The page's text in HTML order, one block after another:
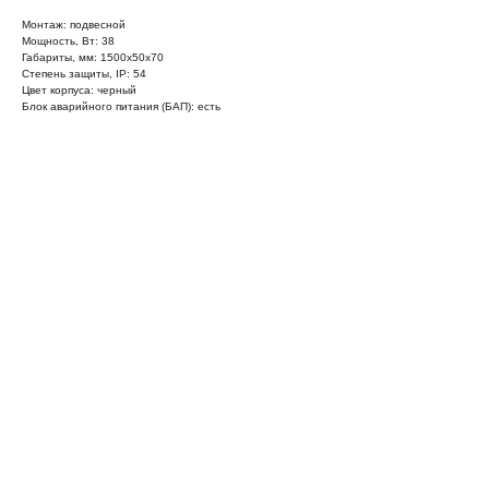
Монтаж: подвесной
Мощность, Вт: 38
Габариты, мм: 1500х50х70
Степень защиты, IP: 54
Цвет корпуса: черный
Блок аварийного питания (БАП): есть